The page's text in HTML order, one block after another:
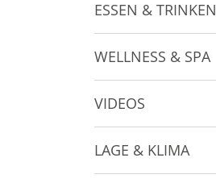
ESSEN & TRINKEN
WELLNESS & SPA
VIDEOS
LAGE & KLIMA